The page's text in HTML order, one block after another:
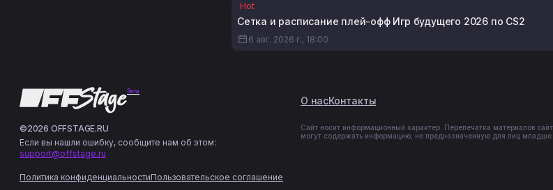
Hot
Сетка и расписание плей-офф Игр будущего 2026 по CS2
6 авг. 2026 г., 18:00
Beta
О насКонтакты
©2026 OFFSTAGE.RU
Если вы нашли ошибку, сообщите нам об этом:
support@offstage.ru
Политика конфиденциальностиПользовательское соглашение
Сайт носит информационный характер. Перепечатка материалов
могут содержать информацию, не предназначенную для лиц младше